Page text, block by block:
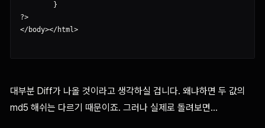
        }
?>
</body></html>
대부분 Diff가 나올 것이라고 생각하실 겁니다. 왜냐하면 두 값의
md5 해쉬는 다르기 때문이죠. 그러나 실제로 돌려보면...